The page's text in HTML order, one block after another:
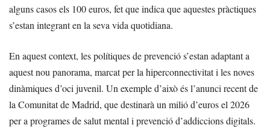
alguns casos els 100 euros, fet que indica que aquestes pràctiques
s’estan integrant en la seva vida quotidiana.
En aquest context, les polítiques de prevenció s’estan adaptant a
aquest nou panorama, marcat per la hiperconnectivitat i les noves
dinàmiques d’oci juvenil. Un exemple d’això és l’anunci recent de
la Comunitat de Madrid, que destinarà un milió d’euros el 2026
per a programes de salut mental i prevenció d’addiccions digitals.